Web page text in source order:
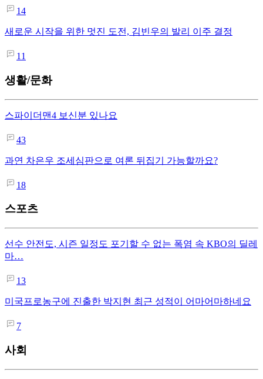
14
새로운 시작을 위한 멋진 도전, 김빈우의 발리 이주 결정
11
생활/문화
스파이더맨4 보신분 있나요
43
과연 차은우 조세심판으로 여론 뒤집기 가능할까요?
18
스포츠
선수 안전도, 시즌 일정도 포기할 수 없는 폭염 속 KBO의 딜레
마…
13
미국프로농구에 진출한 박지현 최근 성적이 어마어마하네요
7
사회